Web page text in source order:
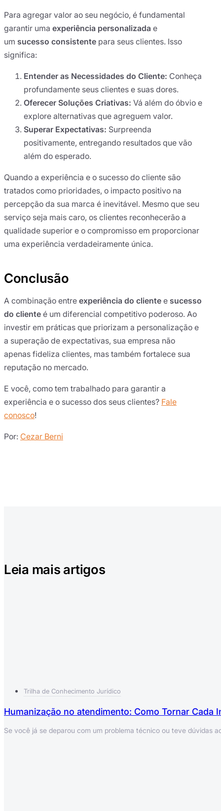
Para agregar valor ao seu negócio, é fundamental
garantir uma experiência personalizada e
um sucesso consistente para seus clientes. Isso
significa:
Entender as Necessidades do Cliente: Conheça
profundamente seus clientes e suas dores.
Oferecer Soluções Criativas: Vá além do óbvio e
explore alternativas que agreguem valor.
Superar Expectativas: Surpreenda
positivamente, entregando resultados que vão
além do esperado.
Quando a experiência e o sucesso do cliente são
tratados como prioridades, o impacto positivo na
percepção da sua marca é inevitável. Mesmo que seu
serviço seja mais caro, os clientes reconhecerão a
qualidade superior e o compromisso em proporcionar
uma experiência verdadeiramente única.
Conclusão
A combinação entre experiência do cliente e sucesso
do cliente é um diferencial competitivo poderoso. Ao
investir em práticas que priorizam a personalização e
a superação de expectativas, sua empresa não
apenas fideliza clientes, mas também fortalece sua
reputação no mercado.
E você, como tem trabalhado para garantir a
experiência e o sucesso dos seus clientes? Fale
conosco!
Por: Cezar Berni
Leia mais artigos
Trilha de Conhecimento Jurídico
Humanização no atendimento: Como Tornar Cada
Se você já se deparou com um problema técnico ou teve dúvidas